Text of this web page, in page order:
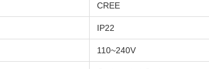
CREE
IP22
110~240V